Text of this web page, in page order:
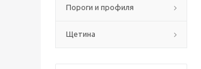
Пороги и профиля
Щетина